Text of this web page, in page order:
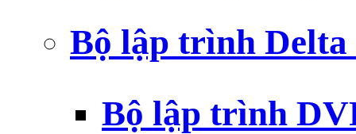
Bộ lập trình
Bộ lập trình